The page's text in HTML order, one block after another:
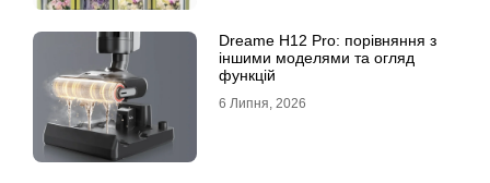
Dreame H12 Pro: порівняння з
іншими моделями та огляд
функцій
6 Липня, 2026